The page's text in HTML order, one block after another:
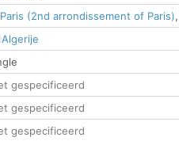
Paris (2nd arrondissement of Paris),
Algerije
gespecificeerd
gespecificeerd
gespecificeerd